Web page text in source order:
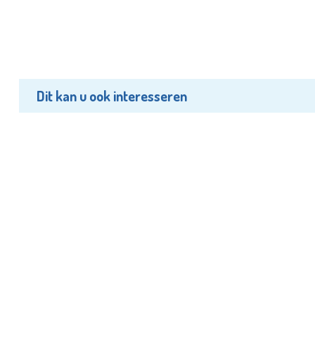
Dit kan u ook interesseren